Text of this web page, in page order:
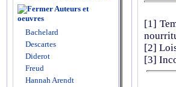
Auteurs et
oeuvres
Bachelard
Descartes
Diderot
Freud
Hannah Arendt
[1]
[2]
[3]